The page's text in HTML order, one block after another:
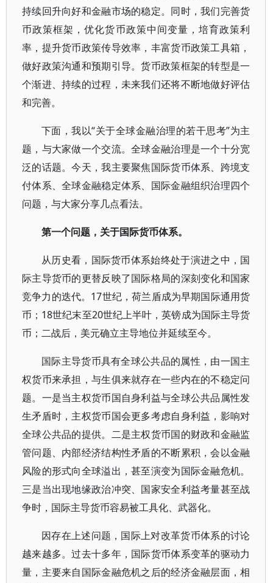
持续回升向好和金融市场的稳定。同时，我们完善货
币政策框架，优化货币政策中间变量，培育政策利
率，提升货币政策传导效率，丰富货币政策工具箱，
做好政策沟通和预期引导。货币政策框架的转型是一
个渐进、持续的过程，未来我们还将不断地做好评估
和完善。
下面，我以“关于全球金融治理的若干思考”为主
题，与大家做一个交流。全球金融治理是一个十分宽
泛的话题。今天，我主要聚焦国际货币体系、跨境支
付体系、全球金融稳定体系、国际金融组织治理四个
问题，与大家分享几点看法。
第一个问题，关于国际货币体系。
从历史看，国际货币体系始终处于演进之中，国
际主导货币的更替反映了国际格局的深刻变化和国家
竞争力的迭代。17世纪，荷兰盾成为早期国际通用货
币；18世纪末至20世纪上半叶，英镑成为国际主导货
币；二战后，美元确立主导地位并延续至今。
国际主导货币具有全球公共品的属性，由一国主
权货币来承担，与生俱来就存在一些内在的不稳定问
题。一是当主权货币国自身利益与全球公共品属性发
生矛盾时，主权货币国会更多考虑自身利益，影响对
全球公共品的提供。二是主权货币国的财政和金融监
管问题、内部经济结构性矛盾的不断累积，会以金融
风险的形式向全球溢出，甚至演变为国际金融危机。
三是当出现地缘政治冲突、国家安全利益考量甚至战
争时，国际主导货币容易被工具化、武器化。
因存在上述问题，国际上对改革货币体系的讨论
越来越多。过去十多年，国际货币体系变革的驱动力
量，主要来自国际金融危机之后的经济金融层面，相